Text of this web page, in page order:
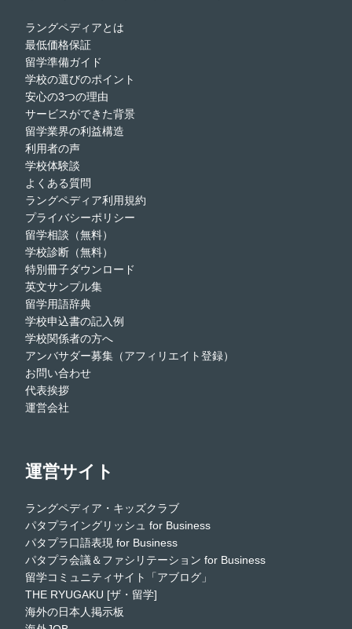
ラングペディアとは
最低価格保証
留学準備ガイド
学校の選びのポイント
安心の3つの理由
サービスができた背景
留学業界の利益構造
利用者の声
学校体験談
よくある質問
ラングペディア利用規約
プライバシーポリシー
留学相談（無料）
学校診断（無料）
特別冊子ダウンロード
英文サンプル集
留学用語辞典
学校申込書の記入例
学校関係者の方へ
アンバサダー募集（アフィリエイト登録）
お問い合わせ
代表挨拶
運営会社
運営サイト
ラングペディア・キッズクラブ
パタプライングリッシュ for Business
パタプラ口語表現 for Business
パタプラ会議＆ファシリテーション for Business
留学コミュニティサイト「アブログ」
THE RYUGAKU [ザ・留学]
海外の日本人掲示板